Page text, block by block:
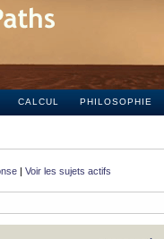
CALCUL PHILOSOPHIE
| Voir les sujets actifs